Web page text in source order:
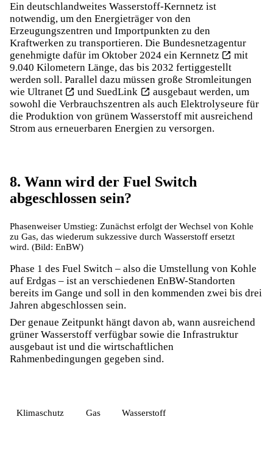
Ein deutschlandweites Wasserstoff-Kernnetz ist
notwendig, um den Energieträger von den
Erzeugungszentren und Importpunkten zu den
Kraftwerken zu transportieren. Die Bundesnetzagentur
genehmigte dafür im Oktober 2024 ein Kernnetz
mit
9.040 Kilometern Länge, das bis 2032 fertiggestellt
werden soll. Parallel dazu müssen große Stromleitungen
wie Ultranet und SuedLink
ausgebaut werden, um
sowohl die Verbrauchszentren als auch Elektrolyseure für
die Produktion von grünem Wasserstoff mit ausreichend
Strom aus erneuerbaren Energien zu versorgen.
8. Wann wird der Fuel Switch
abgeschlossen sein?
Phasenweiser Umstieg: Zunächst erfolgt der Wechsel von Kohle
zu Gas, das wiederum sukzessive durch Wasserstoff ersetzt
wird. (Bild: EnBW)
Phase 1 des Fuel Switch – also die Umstellung von Kohle
auf Erdgas – ist an verschiedenen EnBW-Standorten
bereits im Gange und soll in den kommenden zwei bis drei
Jahren abgeschlossen sein.
Der genaue Zeitpunkt hängt davon ab, wann ausreichend
grüner Wasserstoff verfügbar sowie die Infrastruktur
ausgebaut ist und die wirtschaftlichen
Rahmenbedingungen gegeben sind.
Klimaschutz Gas Wasserstoff